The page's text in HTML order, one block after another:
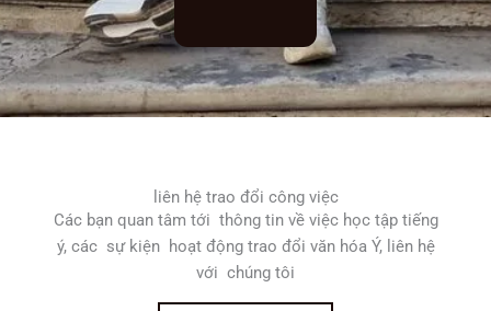
liên hệ trao đổi công việc
Các bạn quan tâm tới thông tin về việc học tập tiếng
ý, các sự kiện hoạt động trao đổi văn hóa Ý, liên hệ
với chúng tôi